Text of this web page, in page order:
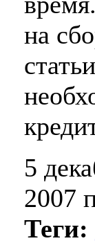
на
5
2007
Теги: